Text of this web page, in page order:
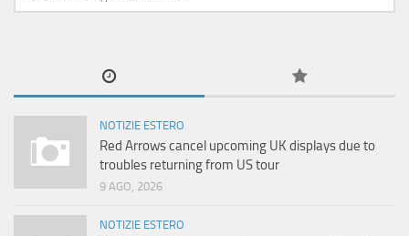
NOTIZIE ESTERO
Red Arrows cancel upcoming UK displays due to
troubles returning from US tour
9 AGO, 2026
NOTIZIE ESTERO